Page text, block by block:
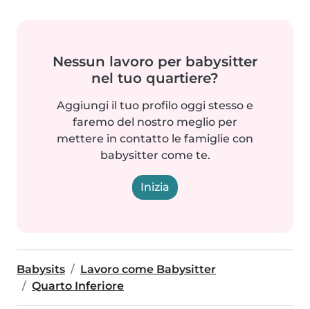
Nessun lavoro per babysitter
nel tuo quartiere?
Aggiungi il tuo profilo oggi stesso e
faremo del nostro meglio per
mettere in contatto le famiglie con
babysitter come te.
Inizia
Babysits
Lavoro come Babysitter
Quarto Inferiore